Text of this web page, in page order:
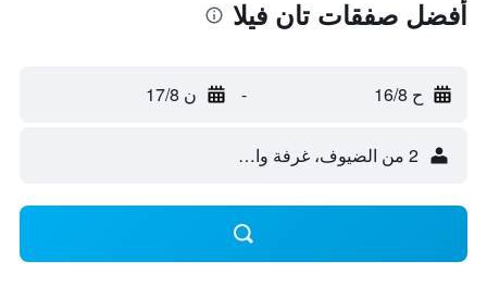
أفضل صفقات تان فيلا
ح 16/8 - ن 17/8
2 من الضيوف، غرفة واحدة